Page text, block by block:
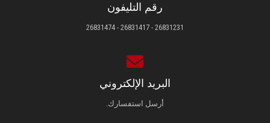
رقم التليفون
26831231 - 26831417 - 26831474
البريد الإلكتروني
أرسل استفسارك.